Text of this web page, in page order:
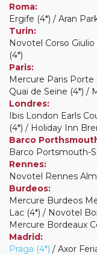
Roma:
Ergife (4*) / Aran
Turin:
Novotel Corso
(4*)
Paris:
Mercure Paris Porte
Quai de Seine (4*) /
Londres:
Ibis London Earls
(4*) / Holiday Inn
Barco
Barco Portsmouth-
Rennes:
Novotel Rennes
Burdeos:
Mercure Burdeos
Lac (4*) / Novotel
Mercure Bordeaux
Madrid:
Praga (4*) / Axor